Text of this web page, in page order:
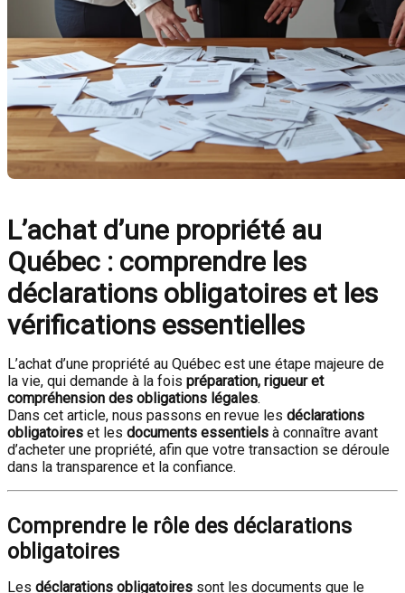
L’achat d’une propriété au
Québec : comprendre les
déclarations obligatoires et les
vérifications essentielles
L’achat d’une propriété au Québec est une étape majeure de
la vie, qui demande à la fois préparation, rigueur et
compréhension des obligations légales.
Dans cet article, nous passons en revue les déclarations
obligatoires et les documents essentiels à connaître avant
d’acheter une propriété, afin que votre transaction se déroule
dans la transparence et la confiance.
Comprendre le rôle des déclarations
obligatoires
Les déclarations obligatoires sont les documents que le